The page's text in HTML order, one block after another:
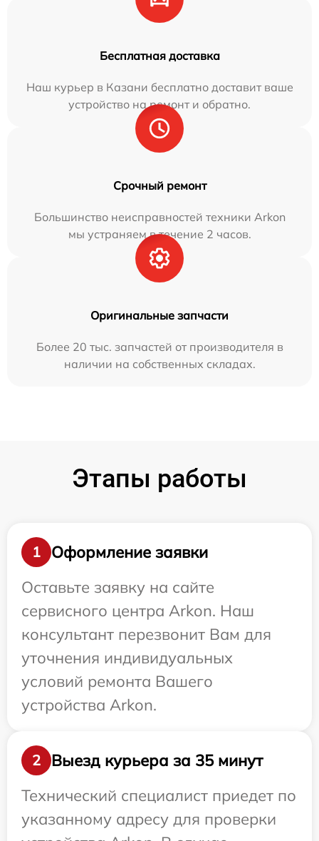
Бесплатная доставка
Наш курьер в Казани бесплатно доставит ваше
устройство на ремонт и обратно.
Срочный ремонт
Большинство неисправностей техники Arkon
мы устраняем в течение 2 часов.
Оригинальные запчасти
Более 20 тыс. запчастей от производителя в
наличии на собственных складах.
Этапы работы
1
Оформление заявки
Оставьте заявку на сайте
сервисного центра Arkon. Наш
консультант перезвонит Вам для
уточнения индивидуальных
условий ремонта Вашего
устройства Arkon.
2
Выезд курьера за 35 минут
Технический специалист приедет по
указанному адресу для проверки